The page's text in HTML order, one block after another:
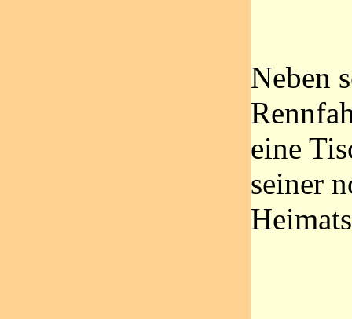
Neben
eine
seiner